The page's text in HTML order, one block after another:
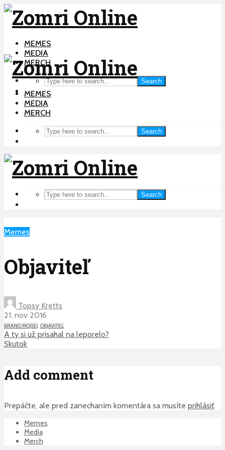
MEMES
MEDIA
MERCH
Search
MEMES
MEDIA
MERCH
Search
Search
Memes
Objaviteľ
Topsy Kretts
21. nov 2016
BRANO MOJSEJ OBJAVITEL
A ty si už prisahal na leporelo?
Skutok
Add comment
Prepáčte, ale pred zanechaním komentára sa musíte prihlásiť.
Memes
Media
Merch